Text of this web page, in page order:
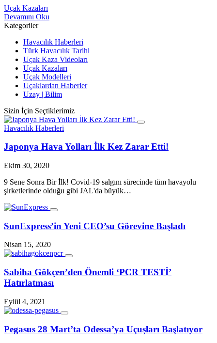
Uçak Kazaları
Devamını Oku
Kategoriler
Havacılık Haberleri
Türk Havacılık Tarihi
Uçak Kaza Videoları
Uçak Kazaları
Uçak Modelleri
Uçaklardan Haberler
Uzay | Bilim
Sizin İçin Seçtiklerimiz
Havacılık Haberleri
Japonya Hava Yolları İlk Kez Zarar Etti!
Ekim 30, 2020
9 Sene Sonra Bir İlk! Covid-19 salgını sürecinde tüm havayolu
şirketlerinde olduğu gibi JAL'da büyük…
SunExpress’in Yeni CEO’su Görevine Başladı
Nisan 15, 2020
Sabiha Gökçen’den Önemli ‘PCR TESTİ’
Hatırlatması
Eylül 4, 2021
Pegasus 28 Mart’ta Odessa’ya Uçuşları Başlatıyor